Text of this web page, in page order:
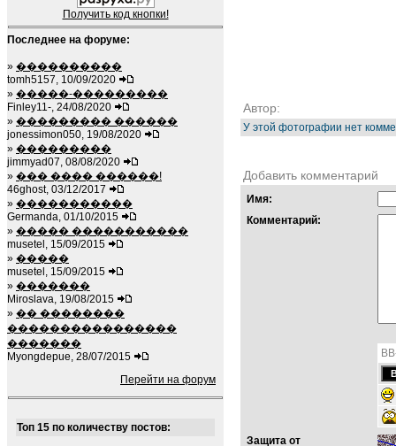
Получить код кнопки!
Последнее на форуме:
» ����������
tomh5157, 10/09/2020
» �����-���������
Finley11-, 24/08/2020
» ��������� ������
jonessimon050, 19/08/2020
» ���������
jimmyad07, 08/08/2020
» ��� ���� ������!
46ghost, 03/12/2017
» �����������
Germanda, 01/10/2015
» ����� �����������
musetel, 15/09/2015
» �����
musetel, 15/09/2015
» �������
Miroslava, 19/08/2015
» �� ��������
����������������
�������
Myongdepue, 28/07/2015
Перейти на форум
Топ 15 по количеству постов:
Автор:
У этой фотографии нет
Добавить комментарий
Имя:
Комментарий:
Защита от